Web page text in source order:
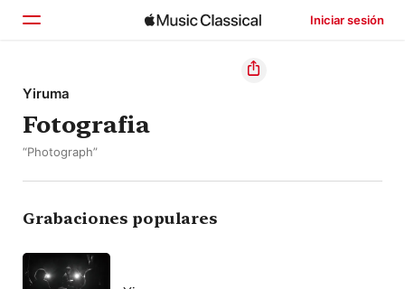
Iniciar sesión
Inicio
Explorar
Yiruma
Fotografia
“Photograph”
Grabaciones populares